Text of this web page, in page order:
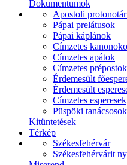
Dokumentumok
Apostoli
Pápai prelátusok
Pápai káplánok
Címzetes
Címzetes apátok
Címzetes prépostok
Érdemesült
Érdemesült
Címzetes esperesek
Püspöki tanácsosok
Kitüntetések
Térkép
Székesfehérvár
Székesfehérvárit